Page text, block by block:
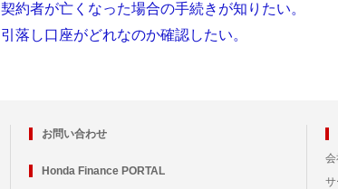
契約者が亡くなった場合の手続きが知りたい。
引落し口座がどれなのか確認したい。
お問い合わせ
Honda Finance PORTAL
会
サ